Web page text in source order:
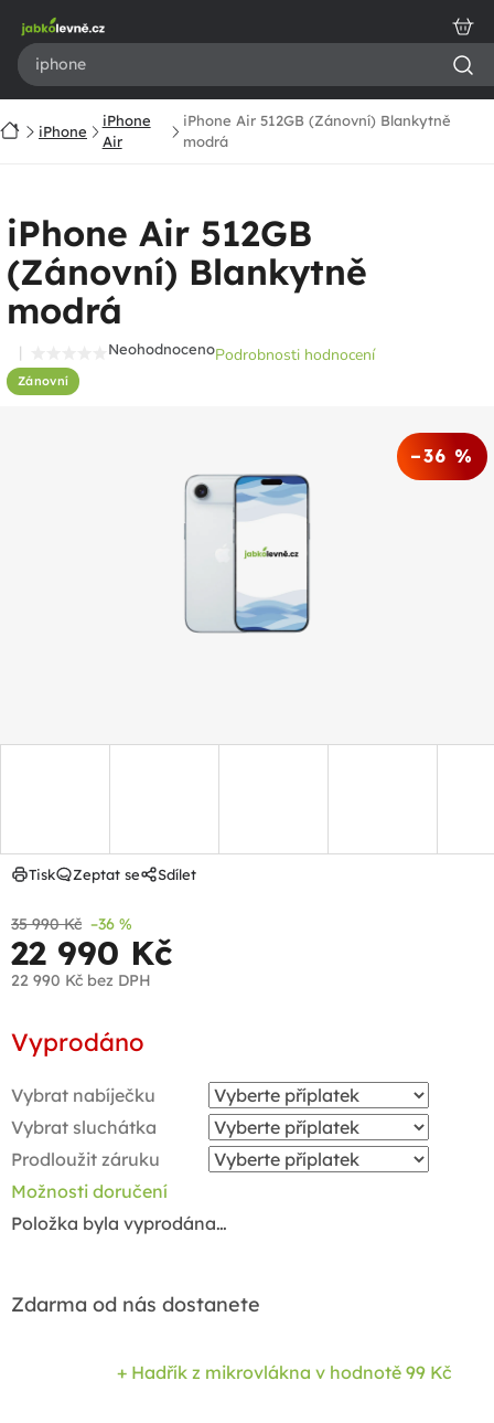
obsah
DomůiPhone
iPhone
Air
iPhone Air 512GB (Zánovní) Blankytně
modrá
iPhone Air 512GB
(Zánovní) Blankytně
modrá
Zánovní
Průměrné
hodnocení
NeohodnocenoPodrobnosti hodnocení
–36 %
35 990 Kč –36 %
22 990 Kč
22 990 Kč bez DPH
cena:
Vyprodáno
Vybrat nabíječku
Vybrat sluchátka
Prodloužit záruku
Možnosti doručení
Položka byla vyprodána…
Zdarma od nás dostanete
+ Hadřík z mikrovlákna v hodnotě 99 Kč
Tisk Zeptat se Sdílet